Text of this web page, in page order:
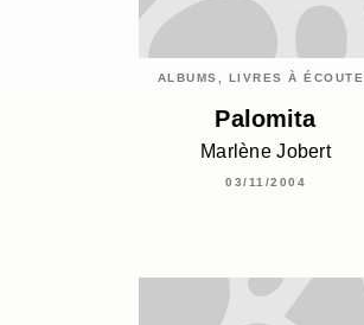
ALBUMS, LIVRES À
Palomita
Marlène Jobert
03/11/2004